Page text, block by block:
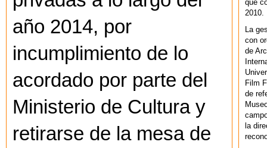
año 2014, por
incumplimiento de lo
acordado por parte del
Ministerio de Cultura y
retirarse de la mesa de
que
2010.
La
con
de
Film
de
la